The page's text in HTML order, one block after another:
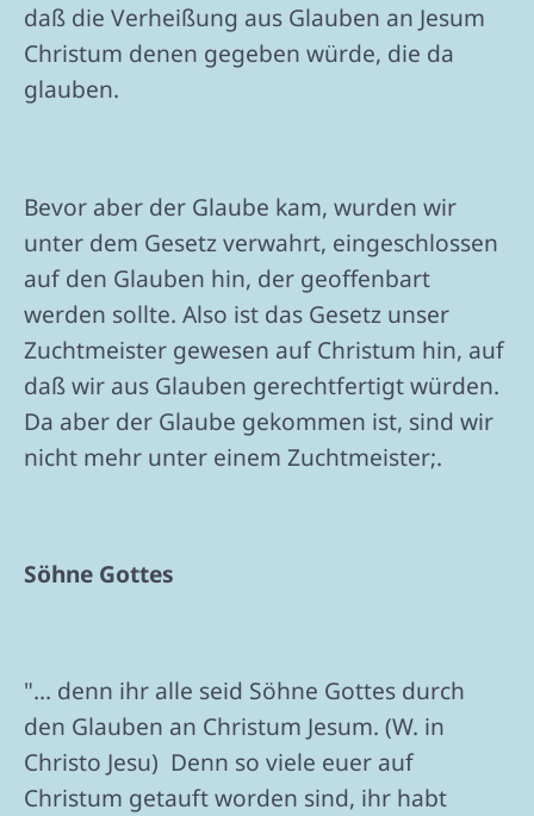
daß die Verheißung aus Glauben an Jesum
Christum denen gegeben würde, die da
glauben.
Bevor aber der Glaube kam, wurden wir
unter dem Gesetz verwahrt, eingeschlossen
auf den Glauben hin, der geoffenbart
werden sollte. Also ist das Gesetz unser
Zuchtmeister gewesen auf Christum hin, auf
daß wir aus Glauben gerechtfertigt würden.
Da aber der Glaube gekommen ist, sind wir
nicht mehr unter einem Zuchtmeister;.
Söhne Gottes
"... denn ihr alle seid Söhne Gottes durch
den Glauben an Christum Jesum. (W. in
Christo Jesu) Denn so viele euer auf
Christum getauft worden sind, ihr habt